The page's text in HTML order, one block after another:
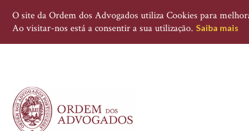
O site da Ordem dos Advogados utiliza Cookies para
Ao visitar-nos está a consentir a sua utilização. Saiba mais